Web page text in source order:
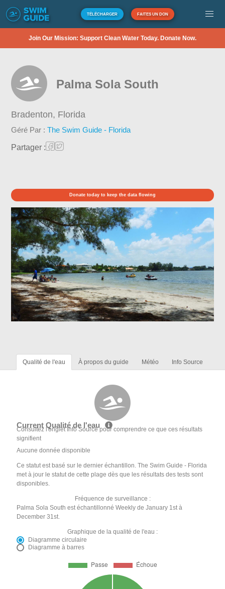
TÉLÉCHARGER FAITES UN DON
Join Our Mission: Support Clean Water Today. Donate Now.
Palma Sola South
Bradenton, Florida
Géré Par :The Swim Guide - Florida
Partager :
Donate today to keep the data flowing
Qualité de l'eau À propos du guide Météo Info Source
Current Qualité de l'eau
Consultez l'onglet Info Source pour comprendre ce que ces résultats
signifient
Aucune donnée disponible
Ce statut est basé sur le dernier échantillon. The Swim Guide - Florida
met à jour le statut de cette plage dès que les résultats des tests sont
disponibles.
Fréquence de surveillance :
Palma Sola South est échantillonné Weekly de January 1st à
December 31st.
Graphique de la qualité de l'eau :
Diagramme circulaire
Diagramme à barres